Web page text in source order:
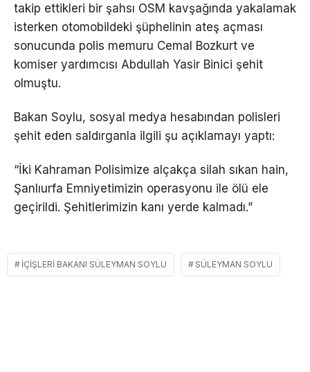
takip ettikleri bir şahsı OSM kavşağında yakalamak
isterken otomobildeki şüphelinin ateş açması
sonucunda polis memuru Cemal Bozkurt ve
komiser yardımcısı Abdullah Yasir Binici şehit
olmuştu.
Bakan Soylu, sosyal medya hesabından polisleri
şehit eden saldırganla ilgili şu açıklamayı yaptı:
“İki Kahraman Polisimize alçakça silah sıkan hain,
Şanlıurfa Emniyetimizin operasyonu ile ölü ele
geçirildi. Şehitlerimizin kanı yerde kalmadı.”
İÇIŞLERI BAKANI SÜLEYMAN SOYLU SÜLEYMAN SOYLU